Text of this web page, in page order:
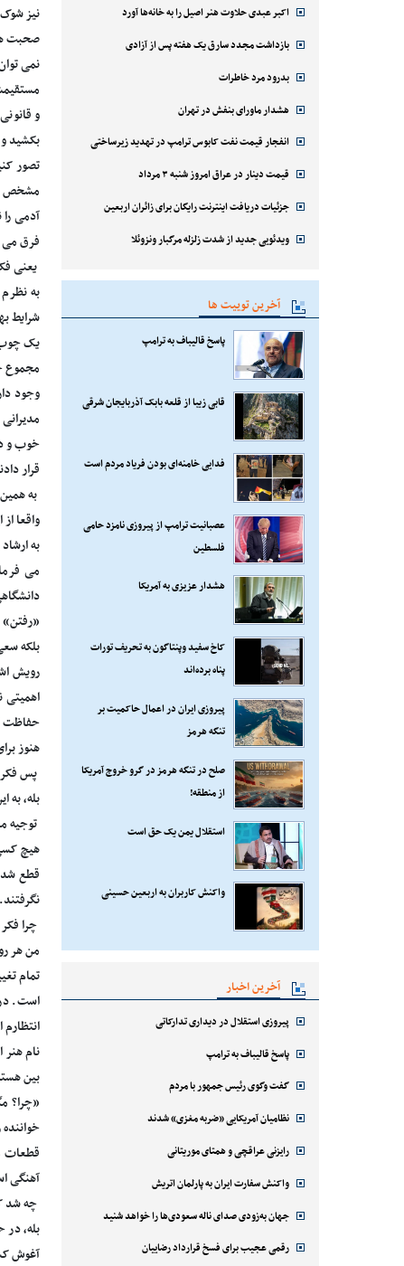
اکبر عبدی حلاوت هنر اصیل را به خانه‌ها آورد
بازداشت مجدد سارق یک هفته پس از آزادی
بدرود مرد خاطرات
هشدار ماورای بنفش در تهران
انفجار قیمت نفت کابوس ترامپ در تهدید زیرساختی
قیمت دینار در عراق امروز شنبه ۳ مرداد
جزئیات دریافت اینترنت رایگان برای زائران اربعین
ویدئویی جدید از شدت زلزله مرگبار ونزوئلا
آخرین توییت ها
پاسخ قالیباف به ترامپ
قابی زیبا از قلعه بابک آذربایجان شرقی
فدایی خامنه‌ای بودن فریاد مردم است
عصبانیت ترامپ از پیروزی نامزد حامی
فلسطین
هشدار عزیزی به آمریکا
کاخ سفید وپنتاگون به تحریف تورات
پناه برده‌اند
پیروزی ایران در اعمال حاکمیت بر
تنگه هرمز
صلح در تنگه هرمز در گرو خروج آمریکا
از منطقه!
استقلال یمن یک حق است
واکنش کاربران به اربعین حسینی
آخرین اخبار
پیروزی استقلال در دیداری تدارکاتی
پاسخ قالیباف به ترامپ
گفت وگوی رئیس جمهور با مردم
نظامیان آمریکایی «ضربه مغزی» شدند
رایزنی عراقچی و همتای موریتانی
واکنش سفارت ایران به پارلمان اتریش
جهان به‌زودی صدای ناله سعودی‌ها را خواهد شنید
رقمی عجیب برای فسخ قرارداد رضاییان
نیز
صحبت
نمی
و
بکشید
تصور
مشخص
آدمی
فرق می
یعنی
به
شرایط
یک چوب
مجموع
وجود
خوب و
قرار
به
می
بلکه
رویش
اهمیتی
حفاظت
هنوز
پس فکر
بله، به
توجیه
هیچ
قطع
نگرفتند. فکر می کنم از سال 1392 به
چرا
من هر
تمام
است.
نام
بین
«چرا؟
قطعات
آهنگی
چه شد
بله،
آغوش